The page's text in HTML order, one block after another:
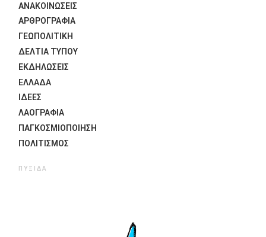
ΑΝΑΚΟΙΝΩΣΕΙΣ
ΑΡΘΡΟΓΡΑΦΙΑ
ΓΕΩΠΟΛΙΤΙΚΗ
ΔΕΛΤΙΑ ΤΥΠΟΥ
ΕΚΔΗΛΏΣΕΙΣ
ΕΛΛΑΔΑ
ΙΔΈΕΣ
ΛΑΟΓΡΑΦΊΑ
ΠΑΓΚΟΣΜΙΟΠΟΊΗΣΗ
ΠΟΛΙΤΙΣΜΟΣ
ΠΥΞΊΔΑ